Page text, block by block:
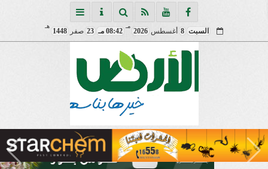
السبت 8 أغسطس 2026
مـ
08:42 مـ 23 صفر 1448
هـ